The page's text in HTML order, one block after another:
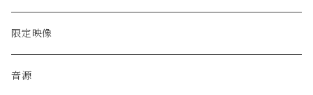
限定映像
音源